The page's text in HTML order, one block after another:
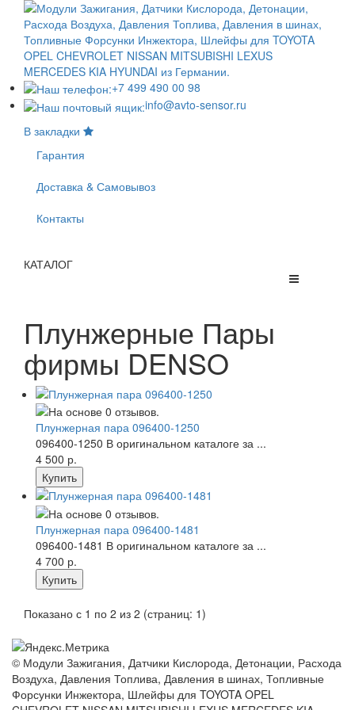
+7 499 490 00 98
info@avto-sensor.ru
В закладки
Гарантия
Доставка & Самовывоз
Контакты
КАТАЛОГ
Плунжерные Пары
фирмы DENSO
Плунжерная пара 096400-1250
096400-1250 В оригинальном каталоге за ...
4 500 р.
Плунжерная пара 096400-1481
096400-1481 В оригинальном каталоге за ...
4 700 р.
Показано с 1 по 2 из 2 (страниц: 1)
© Модули Зажигания, Датчики Кислорода, Детонации, Расхода
Воздуха, Давления Топлива, Давления в шинах, Топливные
Форсунки Инжектора, Шлейфы для TOYOTA OPEL